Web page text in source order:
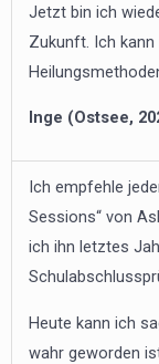
Jetzt bin ich
Zukunft. Ich
Inge (Ostsee,
Ich empfehle
Sessions“ von
ich ihn letztes
Heute kann ich
wahr geworden